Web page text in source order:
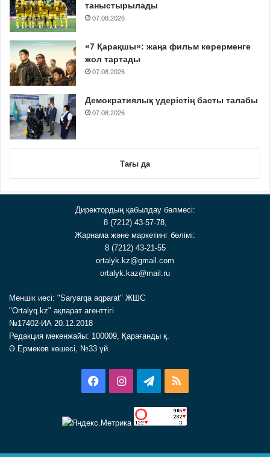
таныстырылады
07.08.2026
«7 Қарақшы»: жаңа фильм көрерменге
жол тартады
07.08.2026
Демократиялық үдерістің басты талабы
07.08.2026
Тағы да
Директордың қабылдау бөлмесі:
8 (7212) 43-57-78,
Жарнама және маркетинг бөлімі:
8 (7212) 43-21-55
ortalyk.kz@gmail.com
ortalyk.kaz@mail.ru
Меншік иесі: "Saryarqa aqparat" ЖШС
"Ortalyq.kz" ақпарат агенттігі
№17402-ИА 20.12.2018
Редакция мекенжайы: 100009, Қарағанды қ.
Ә.Ермеков көшесі, №33 үй.
FacebookInstagramTelegram